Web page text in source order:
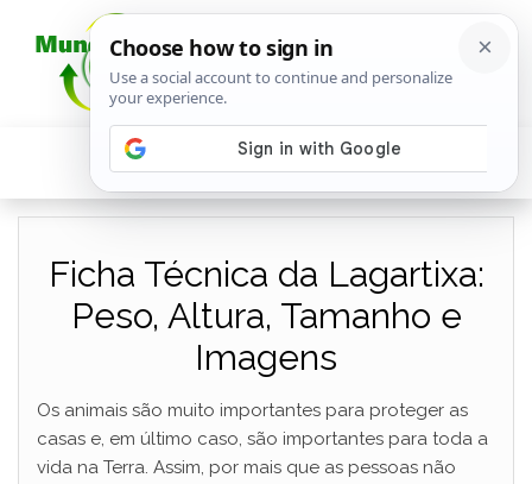
Ficha Técnica da Lagartixa:
Peso, Altura, Tamanho e
Imagens
Os animais são muito importantes para proteger as
casas e, em último caso, são importantes para toda a
vida na Terra. Assim, por mais que as pessoas não